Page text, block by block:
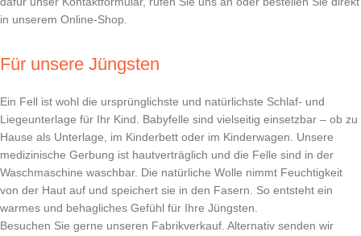
in unserem Online-Shop.
Für unsere Jüngsten
Ein Fell ist wohl die ursprünglichste und natürlichste Schlaf- und
Liegeunterlage für Ihr Kind. Babyfelle sind vielseitig einsetzbar – ob zu
Hause als Unterlage, im Kinderbett oder im Kinderwagen. Unsere
medizinische Gerbung ist hautverträglich und die Felle sind in der
Waschmaschine waschbar. Die natürliche Wolle nimmt Feuchtigkeit
von der Haut auf und speichert sie in den Fasern. So entsteht ein
warmes und behagliches Gefühl für Ihre Jüngsten.
Besuchen Sie gerne unseren Fabrikverkauf. Alternativ senden wir